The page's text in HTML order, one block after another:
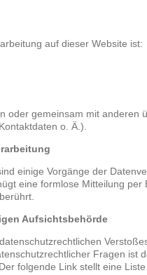
auf dieser Website ist:
oder gemeinsam mit anderen
o. Ä.).
einige Vorgänge der
eine formlose Mitteilung
Aufsichtsbehörde
Fragen ist
folgende Link stellt eine